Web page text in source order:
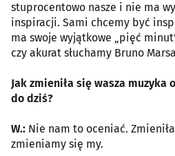
stuprocentowo nasze i nie ma
inspiracji. Sami chcemy być
ma swoje wyjątkowe „pięć
czy akurat słuchamy Bruno
Jak zmieniła się wasza muzyka
do dziś?
W.: Nie nam to oceniać.
zmieniamy się my.